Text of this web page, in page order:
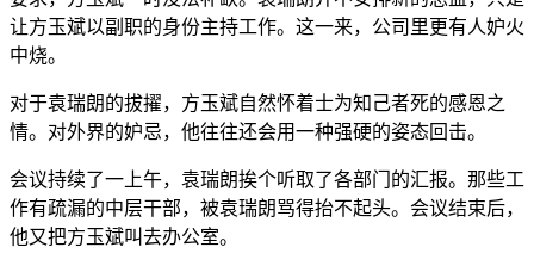
让方玉斌以副职的身份主持工作。这一来，公司里更有人妒火
中烧。
对于袁瑞朗的拔擢，方玉斌自然怀着士为知己者死的感恩之
情。对外界的妒忌，他往往还会用一种强硬的姿态回击。
会议持续了一上午，袁瑞朗挨个听取了各部门的汇报。那些工
作有疏漏的中层干部，被袁瑞朗骂得抬不起头。会议结束后，
他又把方玉斌叫去办公室。